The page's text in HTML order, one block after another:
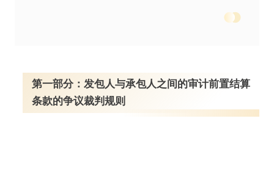
第一部分：发包人与承包人之间的审计前置结算
条款的争议裁判规则